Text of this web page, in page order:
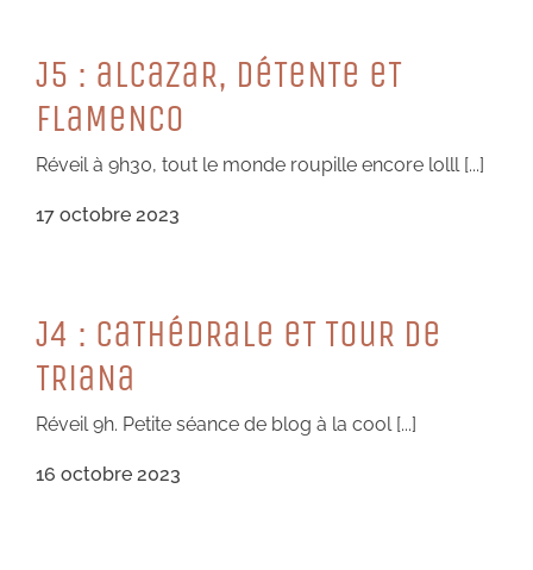
J5 : aLCaZaR, DéTeNTe eT
FLaMeNCo
Réveil à 9h30, tout le monde roupille encore lolll [...]
17 octobre 2023
J4 : CaTHéDRaLe eT TouR De
TRiaNa
Réveil 9h. Petite séance de blog à la cool [...]
16 octobre 2023